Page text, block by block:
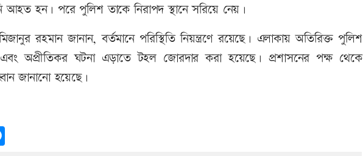
হন। পরে পুলিশ তাকে নিরাপদ স্থানে সরিয়ে নেয়।
রহমান জানান, বর্তমানে পরিস্থিতি নিয়ন্ত্রণে রয়েছে। এলাকায় অতিরিক্ত পুলিশ
অপ্রীতিকর ঘটনা এড়াতে টহল জোরদার করা হয়েছে। প্রশাসনের পক্ষ থেকে
জানানো হয়েছে।
Messenger